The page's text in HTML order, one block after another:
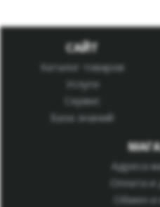
САЙТ
Каталог товаров
Услуги
Сервис
База знаний
Адреса
Оплата
Обмен и